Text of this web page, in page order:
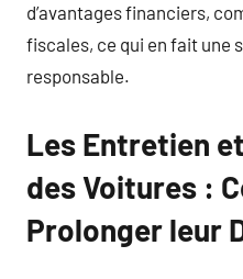
d’avantages financiers,
fiscales, ce qui en fait une
responsable.
Les Entretien
des Voitures :
Prolonger leur